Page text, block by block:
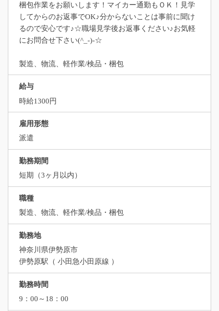
梱包作業をお願いします！マイカー通勤もＯＫ！見学
してからのお返事でOK♪分からないことは事前に聞け
るので安心です♪☆職場見学後お返事ください♪お気軽
にお問合せ下さい(^_-)-☆
製造、物流、軽作業/検品・梱包
給与
時給1300円
雇用形態
派遣
勤務期間
短期（3ヶ月以内）
職種
製造、物流、軽作業/検品・梱包
勤務地
神奈川県伊勢原市
伊勢原駅（ 小田急小田原線 ）
勤務時間
9：00～18：00